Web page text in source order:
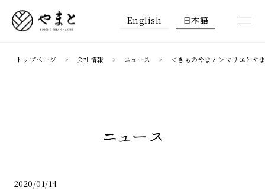
English 日本語
トップページ 会社情報 ニュース ＜きものやまと＞マリエとや
ニュース
2020/01/14